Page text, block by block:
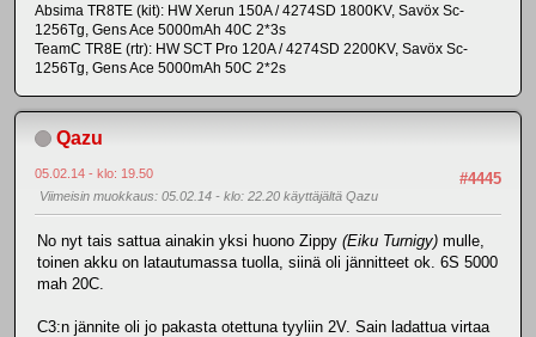
Absima TR8TE (kit): HW Xerun 150A / 4274SD 1800KV, Savöx Sc-
1256Tg, Gens Ace 5000mAh 40C 2*3s
TeamC TR8E (rtr): HW SCT Pro 120A / 4274SD 2200KV, Savöx Sc-
1256Tg, Gens Ace 5000mAh 50C 2*2s
Qazu
#4445
05.02.14 - klo: 19.50
Viimeisin muokkaus: 05.02.14 - klo: 22.20 käyttäjältä Qazu
No nyt tais sattua ainakin yksi huono Zippy (Eiku Turnigy) mulle,
toinen akku on latautumassa tuolla, siinä oli jännitteet ok. 6S 5000
mah 20C.
C3:n jännite oli jo pakasta otettuna tyyliin 2V. Sain ladattua virtaa